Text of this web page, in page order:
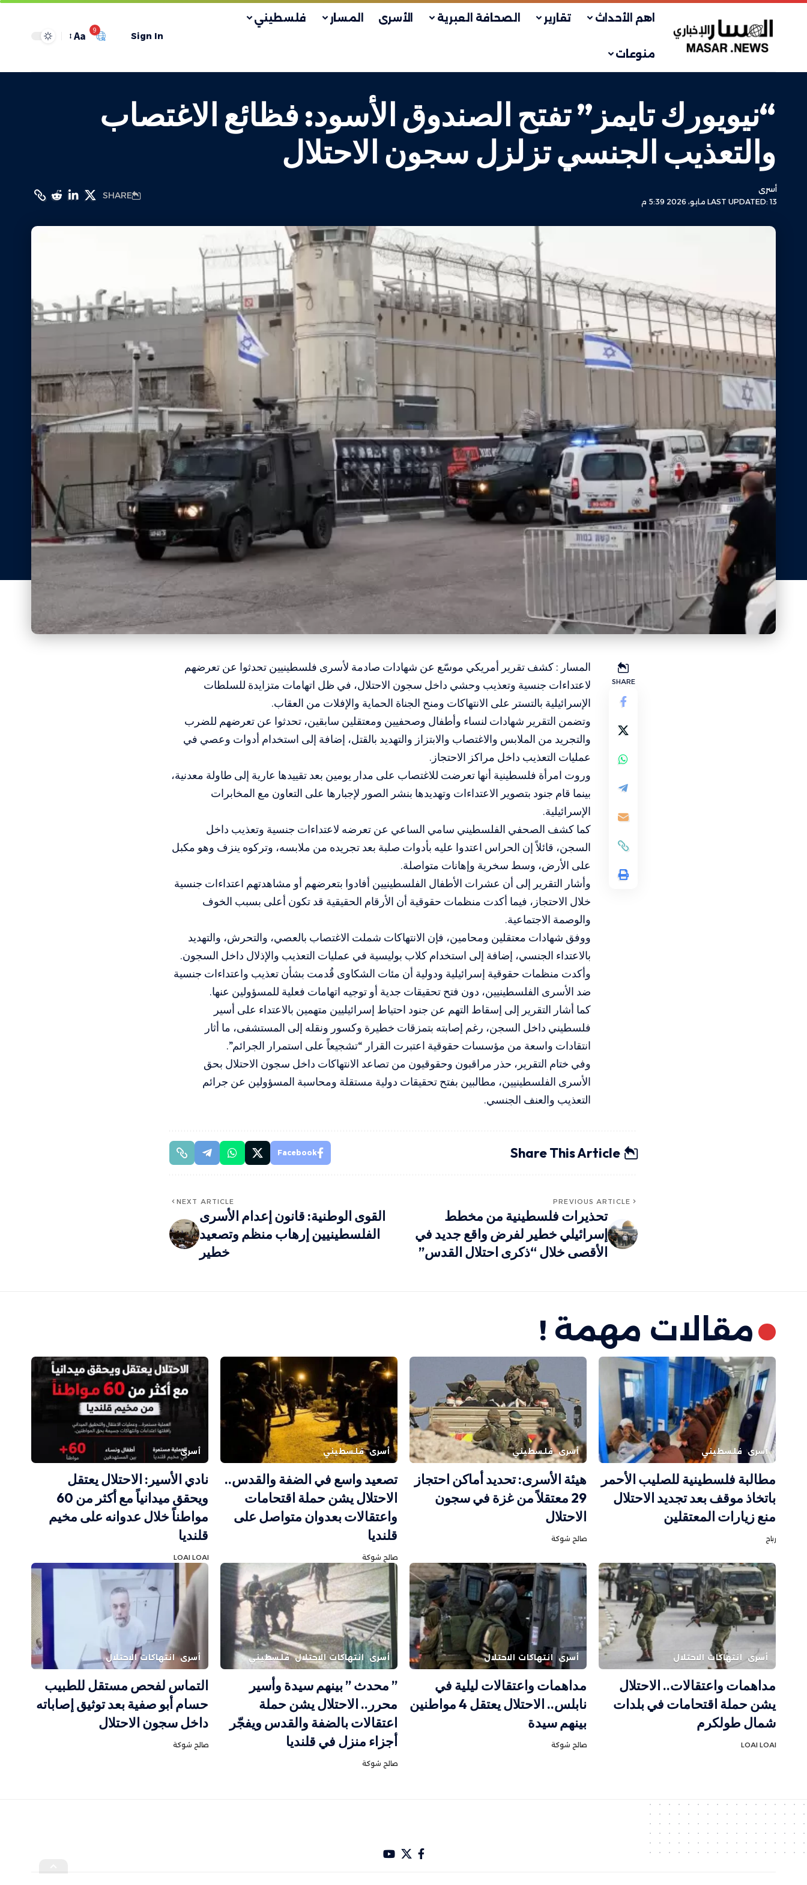
اهم الأحداث تقارير الصحافة العبرية الأسرى المسار فلسطيني
منوعات
Sign In
9
Aa
“نيويورك تايمز” تفتح الصندوق الأسود: فظائع الاغتصاب
والتعذيب الجنسي تزلزل سجون الاحتلال
LAST UPDATED: 13 مايو، 2026 5:39 م
أسرى
SHARE
SHARE
المسار : كشف تقرير أمريكي موسّع عن شهادات صادمة لأسرى فلسطينيين تحدثوا عن تعرضهم
لاعتداءات جنسية وتعذيب وحشي داخل سجون الاحتلال، في ظل اتهامات متزايدة للسلطات
الإسرائيلية بالتستر على الانتهاكات ومنح الجناة الحماية والإفلات من العقاب.
وتضمن التقرير شهادات لنساء وأطفال وصحفيين ومعتقلين سابقين، تحدثوا عن تعرضهم للضرب
والتجريد من الملابس والاغتصاب والابتزاز والتهديد بالقتل، إضافة إلى استخدام أدوات وعصي في
عمليات التعذيب داخل مراكز الاحتجاز.
وروت امرأة فلسطينية أنها تعرضت للاغتصاب على مدار يومين بعد تقييدها عارية إلى طاولة معدنية،
بينما قام جنود بتصوير الاعتداءات وتهديدها بنشر الصور لإجبارها على التعاون مع المخابرات
الإسرائيلية.
كما كشف الصحفي الفلسطيني سامي الساعي عن تعرضه لاعتداءات جنسية وتعذيب داخل
السجن، قائلاً إن الحراس اعتدوا عليه بأدوات صلبة بعد تجريده من ملابسه، وتركوه ينزف وهو مكبل
على الأرض، وسط سخرية وإهانات متواصلة.
وأشار التقرير إلى أن عشرات الأطفال الفلسطينيين أفادوا بتعرضهم أو مشاهدتهم اعتداءات جنسية
خلال الاحتجاز، فيما أكدت منظمات حقوقية أن الأرقام الحقيقية قد تكون أعلى بسبب الخوف
والوصمة الاجتماعية.
ووفق شهادات معتقلين ومحامين، فإن الانتهاكات شملت الاغتصاب بالعصي، والتحرش، والتهديد
بالاعتداء الجنسي، إضافة إلى استخدام كلاب بوليسية في عمليات التعذيب والإذلال داخل السجون.
وأكدت منظمات حقوقية إسرائيلية ودولية أن مئات الشكاوى قُدمت بشأن تعذيب واعتداءات جنسية
ضد الأسرى الفلسطينيين، دون فتح تحقيقات جدية أو توجيه اتهامات فعلية للمسؤولين عنها.
كما أشار التقرير إلى إسقاط التهم عن جنود احتياط إسرائيليين متهمين بالاعتداء على أسير
فلسطيني داخل السجن، رغم إصابته بتمزقات خطيرة وكسور ونقله إلى المستشفى، ما أثار
انتقادات واسعة من مؤسسات حقوقية اعتبرت القرار “تشجيعاً على استمرار الجرائم”.
وفي ختام التقرير، حذر مراقبون وحقوقيون من تصاعد الانتهاكات داخل سجون الاحتلال بحق
الأسرى الفلسطينيين، مطالبين بفتح تحقيقات دولية مستقلة ومحاسبة المسؤولين عن جرائم
التعذيب والعنف الجنسي.
Share This Article
Facebook
PREVIOUS ARTICLE
تحذيرات فلسطينية من مخطط
إسرائيلي خطير لفرض واقع جديد في
الأقصى خلال “ذكرى احتلال القدس”
NEXT ARTICLE
القوى الوطنية: قانون إعدام الأسرى
الفلسطينيين إرهاب منظم وتصعيد
خطير
مقالات مهمة !
أسرى فلسطيني
مطالبة فلسطينية للصليب الأحمر
باتخاذ موقف بعد تجديد الاحتلال
منع زيارات المعتقلين
رباح
أسرى فلسطيني
هيئة الأسرى: تحديد أماكن احتجاز
29 معتقلاً من غزة في سجون
الاحتلال
صالح شوكة
أسرى فلسطيني
تصعيد واسع في الضفة والقدس..
الاحتلال يشن حملة اقتحامات
واعتقالات بعدوان متواصل على
قلنديا
صالح شوكة
أسرى
نادي الأسير: الاحتلال يعتقل
ويحقق ميدانياً مع أكثر من 60
مواطناً خلال عدوانه على مخيم
قلنديا
LOAI LOAI
أسرى انتهاكات الاحتلال
مداهمات واعتقالات.. الاحتلال
يشن حملة اقتحامات في بلدات
شمال طولكرم
LOAI LOAI
أسرى انتهاكات الاحتلال
مداهمات واعتقالات ليلية في
نابلس.. الاحتلال يعتقل 4 مواطنين
بينهم سيدة
صالح شوكة
أسرى انتهاكات الاحتلال فلسطيني
” محدث ” بينهم سيدة وأسير
محرر.. الاحتلال يشن حملة
اعتقالات بالضفة والقدس ويفجّر
أجزاء منزل في قلنديا
صالح شوكة
أسرى انتهاكات الاحتلال
التماس لفحص مستقل للطبيب
حسام أبو صفية بعد توثيق إصاباته
داخل سجون الاحتلال
صالح شوكة